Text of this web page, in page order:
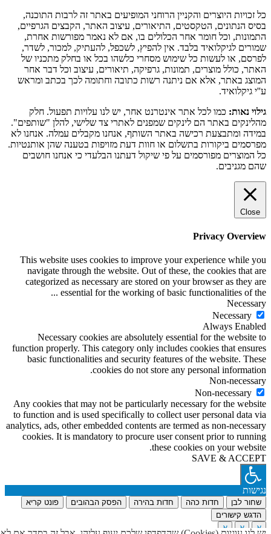
כל זכויות היוצרים והקניין הרוחני המופיעים באתר זה לרבות התוכנה,
בסיס הנתונים, הטקסטים, התיאורים, עיצוב האתר, הקבצים הגרפיים,
התמונות, וכל חומר אחר הכלולים בו, אם לא נאמר מפורשות אחרת,
שמורים לגיקלואיד בלבד. אין להפיץ, לשכפל, להעתיק, למכור, לשדר,
לפרסם, או לעשות כל שימוש מסחרי כלשהו בכל או בחלק מתכניו של
האתר, כולל מוצרים, תמונות, גרפיקה, תיאורים, עיצוב וכל דבר אחר
המוצג באתר, אלא אם ניתנה רשות כתובה וחתומה לכך בכתב ומראש
ע''י גיקלואיד.
גילוי נאות: כמו לכל אתר אינטרנט אחר, יש לנו עלויות תפעול. חלק
מהלינקים באתר הם לינקים שמפנים לאתרי צד שלישי, להלן "שותפים".
במידה ומתבצעת רכישה באתר השותף, אנחנו מקבלים עמלה. אנחנו לא
מפרסמים ביקורות בתשלום או חוות דעת מזויפות בטענה שהן אותנטיות.
כל המוצרים מפורסמים על פי שיקול דעתנו הבלעדי כי אנחנו חושבים
שהם מגניבים.
Close
Privacy Overview
This website uses cookies to improve your experience while you
navigate through the website. Out of these, the cookies that are
categorized as necessary are stored on your browser as they are
essential for the working of basic functionalities of the
...
Necessary
Necessary
Always Enabled
Necessary cookies are absolutely essential for the website to
function properly. This category only includes cookies that ensures
basic functionalities and security features of the website. These
cookies do not store any personal information.
Non-necessary
Non-necessary
Any cookies that may not be particularly necessary for the website
to function and is used specifically to collect user personal data via
analytics, ads, other embedded contents are termed as non-necessary
cookies. It is mandatory to procure user consent prior to running
these cookies on your website.
SAVE & ACCEPT
נגישות
שחור לבן חדות כהה חדות בהירה הפסק הבהובים
פונט קריא
הדגש קישורים
א
א א